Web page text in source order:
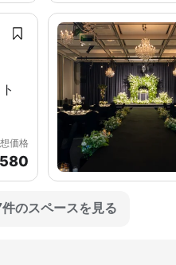
価格
件のスペースを見る